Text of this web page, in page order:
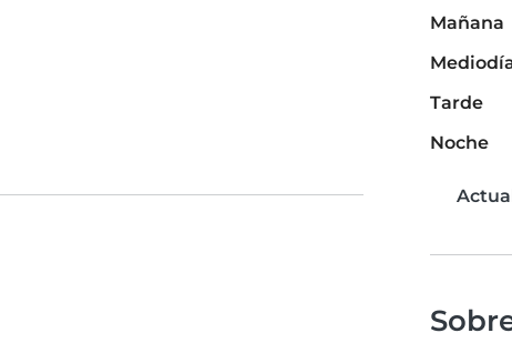
Mañana
Tarde
Noche